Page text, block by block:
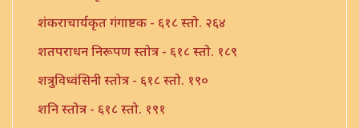
शंकराचार्यकृत गंगाष्टक - ६१८ स्तो. २६४
शतपराधन निरूपण स्तोत्र - ६१८ स्तो. १८९
शत्रुविध्वंसिनी स्तोत्र - ६१८ स्तो. १९०
शनि स्तोत्र - ६१८ स्तो. १९१